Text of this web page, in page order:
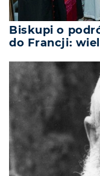
Biskupi o
do Francji: